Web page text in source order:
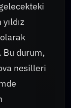
Bu durum,
nesilleri